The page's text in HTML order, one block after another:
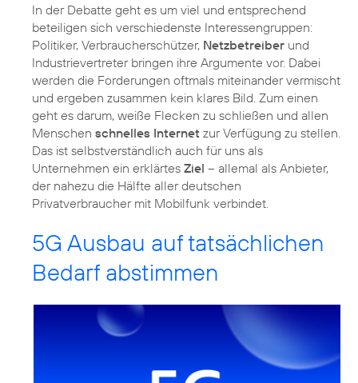
In der Debatte geht es um viel und entsprechend
beteiligen sich verschiedenste Interessengruppen:
Politiker, Verbraucherschützer, Netzbetreiber und
Industrievertreter bringen ihre Argumente vor. Dabei
werden die Forderungen oftmals miteinander vermischt
und ergeben zusammen kein klares Bild. Zum einen
geht es darum, weiße Flecken zu schließen und allen
Menschen schnelles Internet zur Verfügung zu stellen.
Das ist selbstverständlich auch für uns als
Unternehmen ein erklärtes Ziel – allemal als Anbieter,
der nahezu die Hälfte aller deutschen
Privatverbraucher mit Mobilfunk verbindet.
5G Ausbau auf tatsächlichen
Bedarf abstimmen